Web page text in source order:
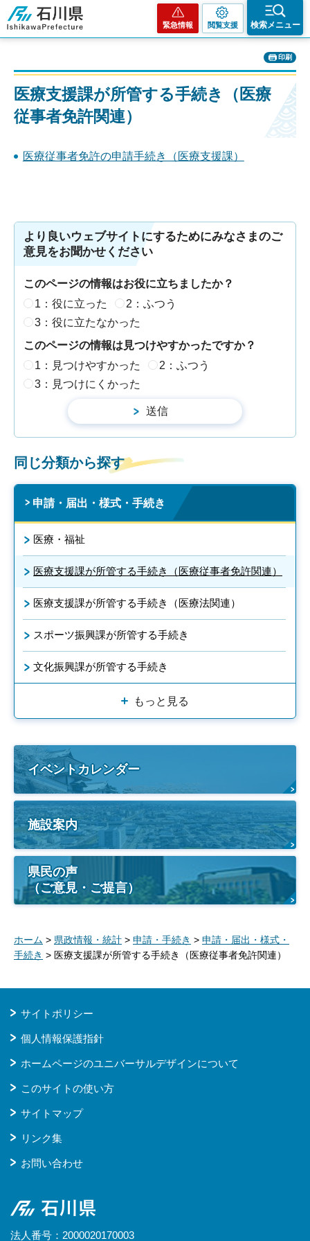
石川県
緊急情報 閲覧支援 検索メニュー
印刷
医療支援課が所管する手続き（医療
従事者免許関連）
医療従事者免許の申請手続き（医療支援課）
より良いウェブサイトにするためにみなさまのご
意見をお聞かせください
このページの情報はお役に立ちましたか？
1：役に立った
2：ふつう
3：役に立たなかった
このページの情報は見つけやすかったですか？
1：見つけやすかった
2：ふつう
3：見つけにくかった
同じ分類から探す
申請・届出・様式・手続き
医療・福祉
医療支援課が所管する手続き（医療従事者免許関連）
医療支援課が所管する手続き（医療法関連）
スポーツ振興課が所管する手続き
文化振興課が所管する手続き
もっと見る
イベントカレンダー
施設案内
県民の声
（ご意見・ご提言）
ホーム > 県政情報・統計 > 申請・手続き > 申請・届出・様式・
手続き > 医療支援課が所管する手続き（医療従事者免許関連）
サイトポリシー
個人情報保護指針
ホームページのユニバーサルデザインについて
このサイトの使い方
サイトマップ
リンク集
お問い合わせ
石川県
法人番号：2000020170003